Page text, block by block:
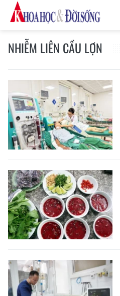
NHIỄM LIÊN CẦU LỢN